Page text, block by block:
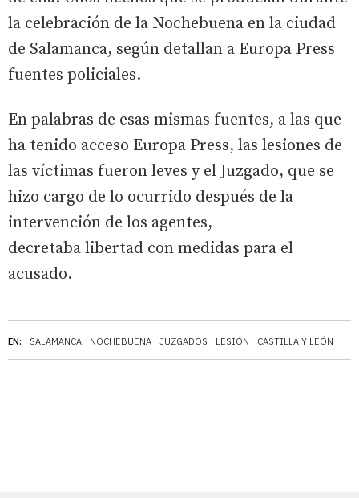
EN: SALAMANCA NOCHEBUENA JUZGADOS LESIÓN CASTILLA Y LEÓN
la celebración de la Nochebuena en la ciudad
de Salamanca, según detallan a Europa Press
fuentes policiales.
En palabras de esas mismas fuentes, a las que
ha tenido acceso Europa Press, las lesiones de
las víctimas fueron leves y el Juzgado, que se
hizo cargo de lo ocurrido después de la
intervención de los agentes,
decretaba libertad con medidas para el
acusado.